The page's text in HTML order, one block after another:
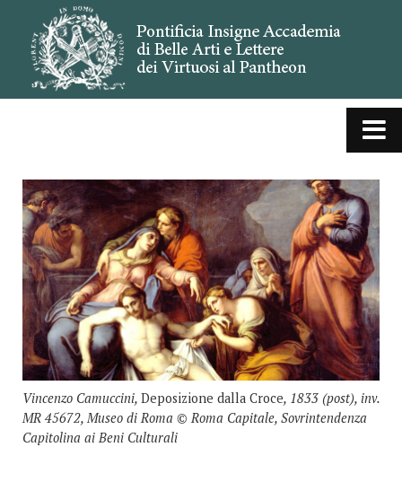
Vincenzo Camuccini, Deposizione dalla Croce, 1833 (post), inv.
MR 45672, Museo di Roma © Roma Capitale, Sovrintendenza
Capitolina ai Beni Culturali